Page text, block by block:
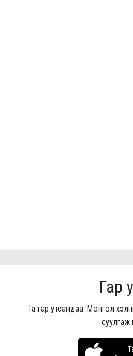
Гар
Та гар утсандаа ‘Монгол
суулгаж